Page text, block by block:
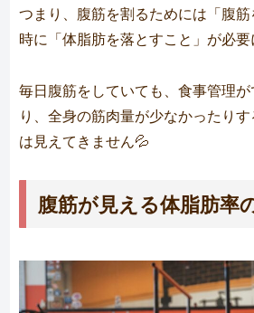
つまり、腹筋を割るためには「腹
時に「体脂肪を落とすこと」が必要
毎日腹筋をしていても、食事管理
り、全身の筋肉量が少なかったり
は見えてきません💦
腹筋が見える体脂肪率